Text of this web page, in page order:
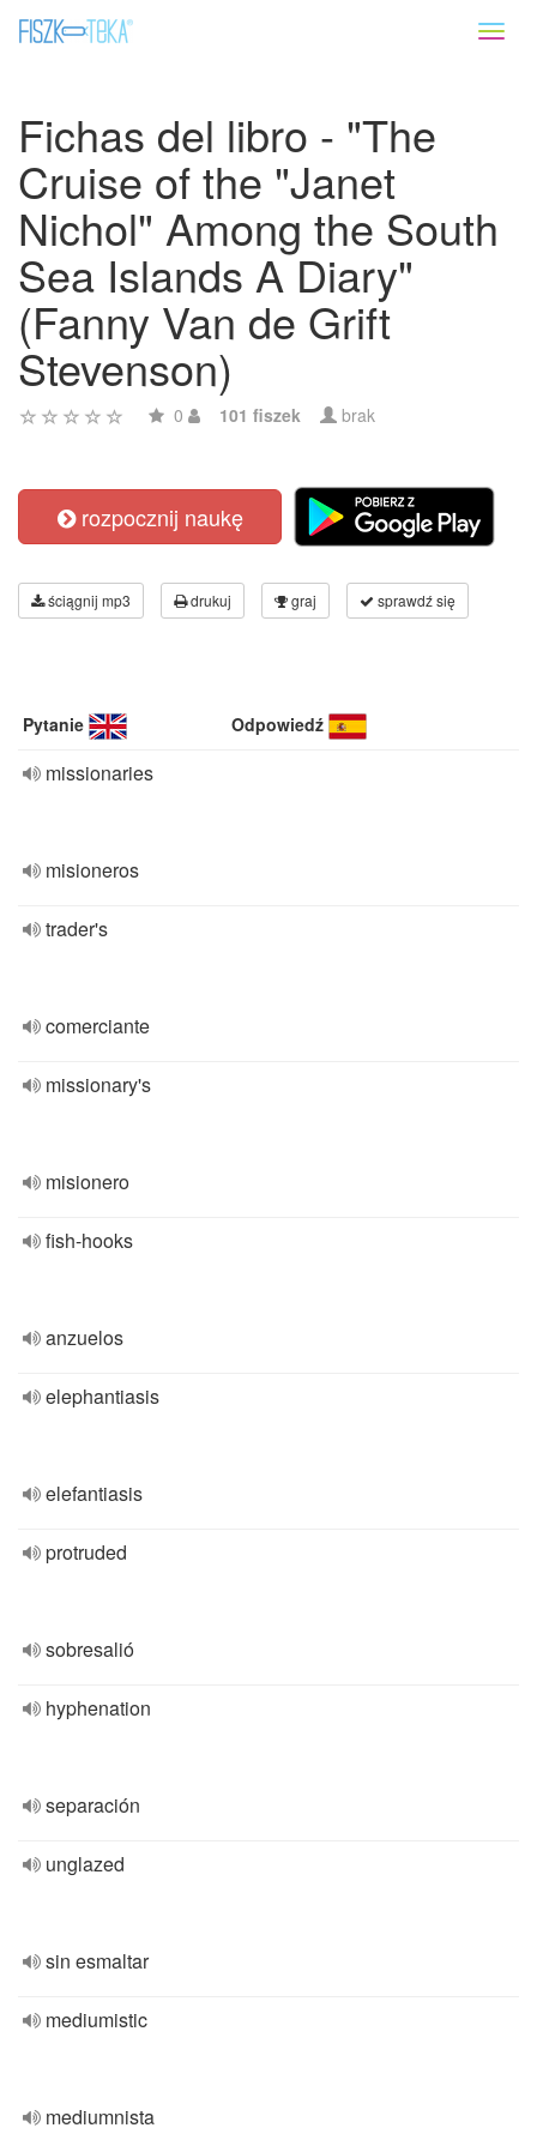
Fichas del libro - "The
Cruise of the "Janet
Nichol" Among the South
Sea Islands A Diary"
(Fanny Van de Grift
Stevenson)
0 101 fiszek brak
rozpocznij naukę
ściągnij mp3 drukuj graj sprawdź się
Pytanie Odpowiedź
missionaries
misioneros
trader's
comerciante
missionary's
misionero
fish-hooks
anzuelos
elephantiasis
elefantiasis
protruded
sobresalió
hyphenation
separación
unglazed
sin esmaltar
mediumistic
mediumnista